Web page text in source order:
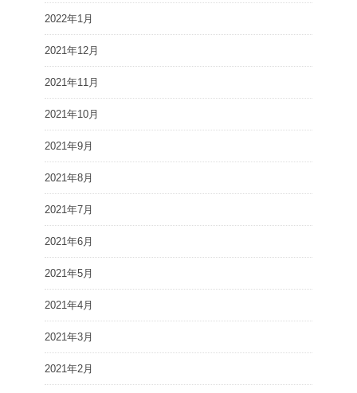
2022年1月
2021年12月
2021年11月
2021年10月
2021年9月
2021年8月
2021年7月
2021年6月
2021年5月
2021年4月
2021年3月
2021年2月